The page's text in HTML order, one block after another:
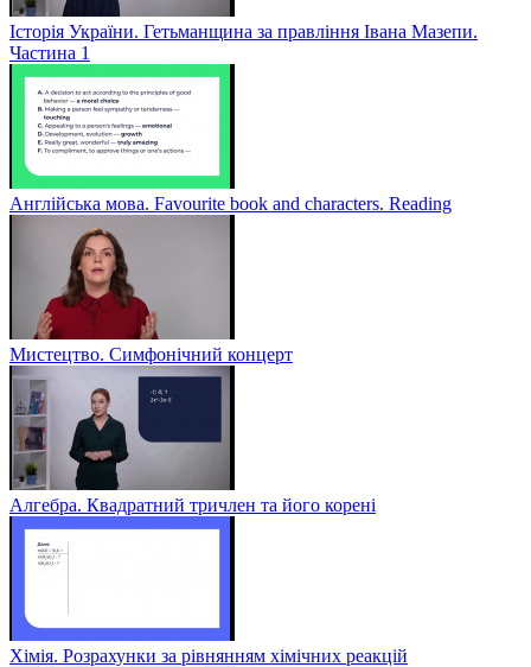
Історія України. Гетьманщина за правління Івана Мазепи.
Частина 1
Англійська мова. Favourite book and characters. Reading
Мистецтво. Симфонічний концерт
Алгебра. Квадратний тричлен та його корені
Хімія. Розрахунки за рівнянням хімічних реакцій